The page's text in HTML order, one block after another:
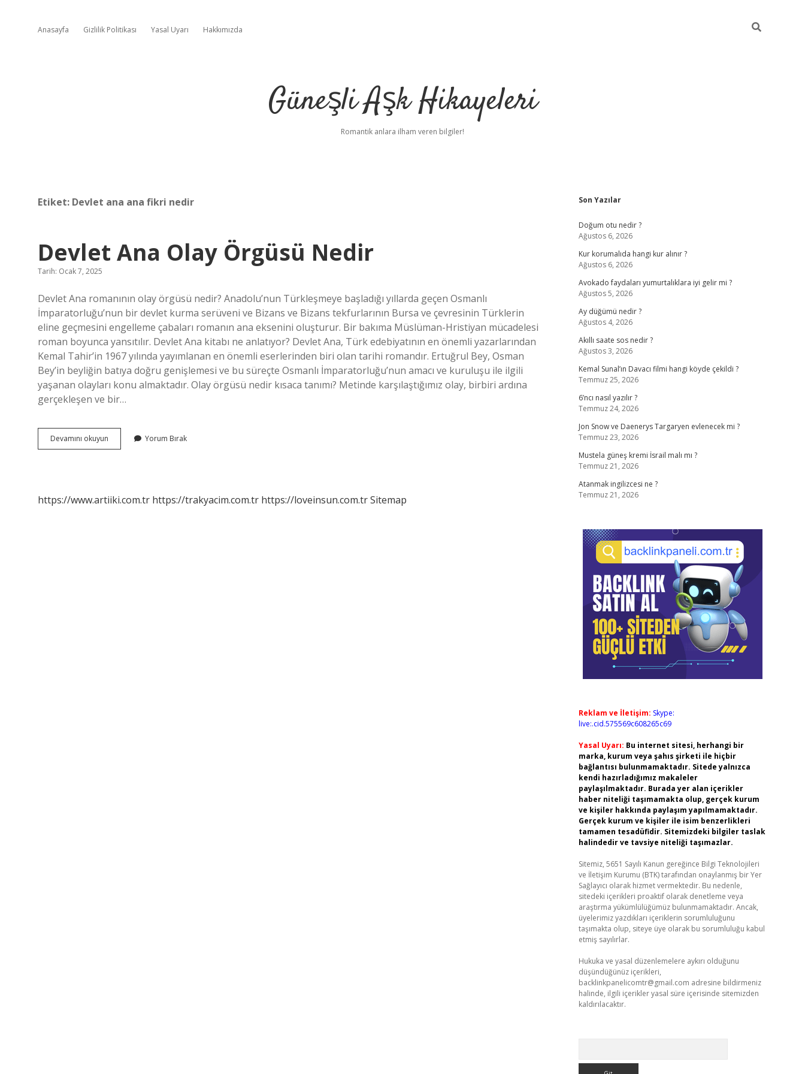
Anasayfa Gizlilik Politikası Yasal Uyarı Hakkımızda
Güneşli Aşk Hikayeleri
Romantik anlara ilham veren bilgiler!
Etiket: Devlet ana ana fikri nedir
Devlet Ana Olay Örgüsü Nedir
Tarih: Ocak 7, 2025
Devlet Ana romanının olay örgüsü nedir? Anadolu’nun Türkleşmeye başladığı yıllarda geçen Osmanlı
İmparatorluğu’nun bir devlet kurma serüveni ve Bizans ve Bizans tekfurlarının Bursa ve çevresinin Türklerin
eline geçmesini engelleme çabaları romanın ana eksenini oluşturur. Bir bakıma Müslüman-Hristiyan mücadelesi
roman boyunca yansıtılır. Devlet Ana kitabı ne anlatıyor? Devlet Ana, Türk edebiyatının en önemli yazarlarından
Kemal Tahir’in 1967 yılında yayımlanan en önemli eserlerinden biri olan tarihi romandır. Ertuğrul Bey, Osman
Bey’in beyliğin batıya doğru genişlemesi ve bu süreçte Osmanlı İmparatorluğu’nun amacı ve kuruluşu ile ilgili
yaşanan olayları konu almaktadır. Olay örgüsü nedir kısaca tanımı? Metinde karşılaştığımız olay, birbiri ardına
gerçekleşen ve bir…
Devamını okuyun
Ana
Yorum Bırak
https://www.artiiki.com.tr https://trakyacim.com.tr https://loveinsun.com.trSitemap
Sidebar
Son Yazılar
Doğum otu nedir ?
Ağustos 6, 2026
Kur korumalıda hangi kur alınır ?
Ağustos 6, 2026
Avokado faydaları yumurtalıklara iyi gelir mi ?
Ağustos 5, 2026
Ay düğümü nedir ?
Ağustos 4, 2026
Akıllı saate sos nedir ?
Ağustos 3, 2026
Kemal Sunal’ın Davacı filmi hangi köyde çekildi ?
Temmuz 25, 2026
6’ncı nasıl yazılır ?
Temmuz 24, 2026
Jon Snow ve Daenerys Targaryen evlenecek mi ?
Temmuz 23, 2026
Mustela güneş kremi İsrail malı mı ?
Temmuz 21, 2026
Atanmak ingilizcesi ne ?
Temmuz 21, 2026
Reklam ve İletişim: Skype:
live:.cid.575569c608265c69
Yasal Uyarı: Bu internet sitesi, herhangi bir
marka, kurum veya şahıs şirketi ile hiçbir
bağlantısı bulunmamaktadır. Sitede yalnızca
kendi hazırladığımız makaleler
paylaşılmaktadır. Burada yer alan içerikler
haber niteliği taşımamakta olup, gerçek kurum
ve kişiler hakkında paylaşım yapılmamaktadır.
Gerçek kurum ve kişiler ile isim benzerlikleri
tamamen tesadüfidir. Sitemizdeki bilgiler taslak
halindedir ve tavsiye niteliği taşımazlar.
Sitemiz, 5651 Sayılı Kanun gereğince Bilgi Teknolojileri
ve İletişim Kurumu (BTK) tarafından onaylanmış bir Yer
Sağlayıcı olarak hizmet vermektedir. Bu nedenle,
sitedeki içerikleri proaktif olarak denetleme veya
araştırma yükümlülüğümüz bulunmamaktadır. Ancak,
üyelerimiz yazdıkları içeriklerin sorumluluğunu
taşımakta olup, siteye üye olarak bu sorumluluğu kabul
etmiş sayılırlar.
Hukuka ve yasal düzenlemelere aykırı olduğunu
düşündüğünüz içerikleri,
backlinkpanelicomtr@gmail.com adresine bildirmeniz
halinde, ilgili içerikler yasal süre içerisinde sitemizden
kaldırılacaktır.
betci